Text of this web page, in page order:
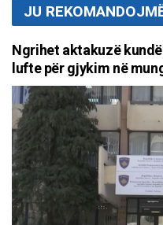
JU
Ngrihet aktakuzë
lufte për gjykim në